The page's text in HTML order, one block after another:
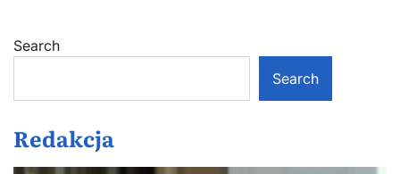
Search
Search
Redakcja